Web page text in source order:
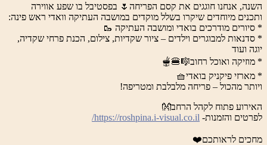
השנה, אנחנו חוגגים את קסם הפריחה🌷 בפסטיבל בו שפע אווירה
ותכנים מיוחדים שיקרו בשלל מוקדים במושבה העתיקה וואדי ראש פינה:
* סיורים מודרכים בואדי ומושבה העתיקה 🥾
* סדנאות למבוגרים וילדים – ציור שקדיות, צילום, הכנת פרחי שקדיה,
יוגה ועוד
* מוזיקה ואוכל רחוב🎼🍔🫕
* מארזי פיקניק בואדי🧺
ויותר מהכול – פריחה מלבלבת ומטריפה!
האירוע פתוח לקהל הרחב👐
לפרטים והזמנות- https://roshpina.i-visual.co.il/
מחכים לראותכם❤️